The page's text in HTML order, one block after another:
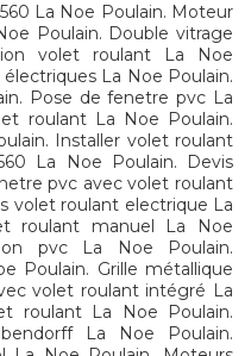
La Noe Poulain. Moteur
Poulain. Double vitrage
volet roulant La Noe
La Noe Poulain.
Pose de fenetre pvc La
roulant La Noe Poulain.
Installer volet roulant
La Noe Poulain. Devis
pvc avec volet roulant
volet roulant electrique La
roulant manuel La Noe
pvc La Noe Poulain.
Poulain. Grille métallique
volet roulant intégré La
roulant La Noe Poulain.
La Noe Poulain.